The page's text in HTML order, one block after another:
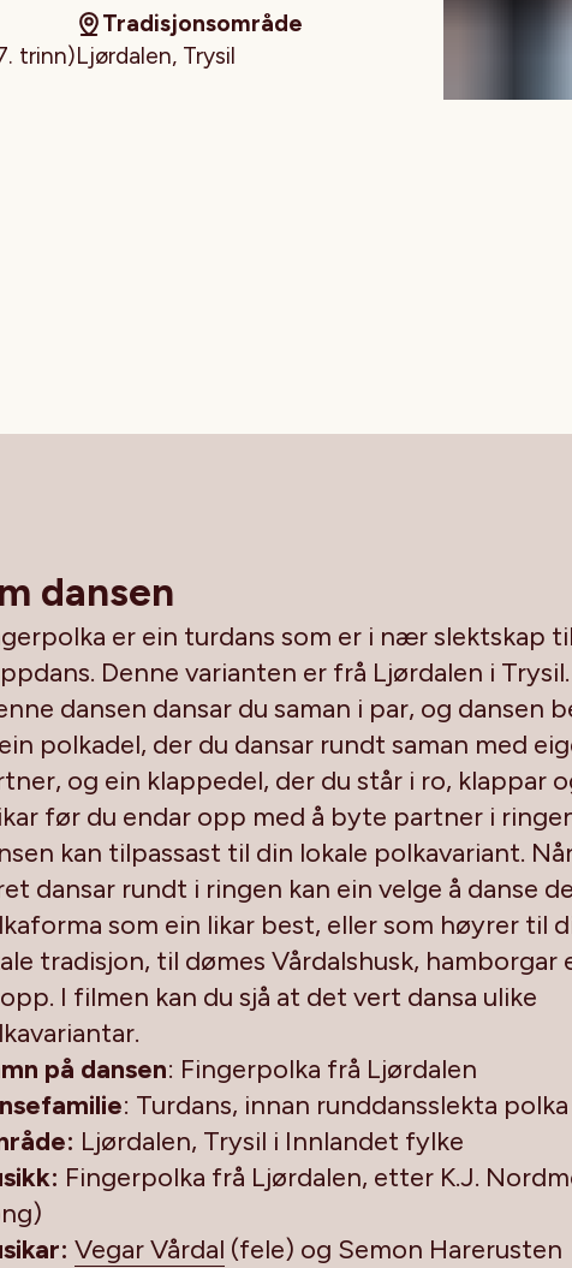
trinn)
Tradisjonsområde
Ljørdalen, Trysil
dansen
er ein turdans som er i nær slektskap til
Denne varianten er frå Ljørdalen i Trysil.
dansen dansar du saman i par, og dansen
polkadel, der du dansar rundt saman med
og ein klappedel, der du står i ro, klappar
før du endar opp med å byte partner i
kan tilpassast til din lokale polkavariant.
dansar rundt i ringen kan ein velge å danse
som ein likar best, eller som høyrer til
tradisjon, til dømes Vårdalshusk, hamborgar
I filmen kan du sjå at det vert dansa ulike
på dansen: Fingerpolka frå Ljørdalen
: Turdans, innan runddansslekta polka
Ljørdalen, Trysil i Innlandet fylke
Fingerpolka frå Ljørdalen, etter K.J.
Vegar Vårdal (fele) og Semon Harerusten